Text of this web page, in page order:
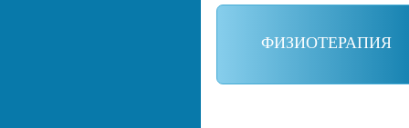
ФИЗИОТЕРАПИЯ